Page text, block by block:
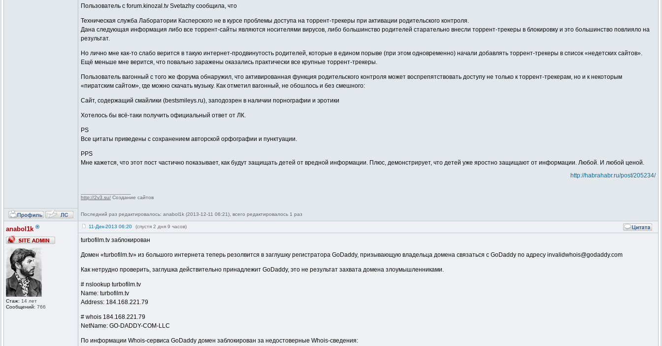
Пользователь с forum.kinozal.tv Svetazhy сообщила, что
Техническая служба Лаборатории Касперского не в курсе проблемы доступа на торрент-трекеры при активации родительского контроля.
Дана следующая информация либо все торрент-сайты являются носителями вирусов, либо большинство родителей старательно внесли торрент-трекеры в блокировку и это большинство повлияло на
результат.
Но лично мне как-то слабо верится в такую интернет-продвинутость родителей, которые в едином порыве (при этом одновременно) начали добавлять торрент-трекеры в список «недетских сайтов».
Ещё меньше мне верится, что повально заражены оказались практически все крупные торрент-трекеры.
Пользователь вагонный с того же форума обнаружил, что активированная функция родительского контроля может воспрепятствовать доступу не только к торрент-трекерам, но и к некоторым
«пиратским сайтом», где можно скачать музыку. Как отметил вагонный, не обошлось и без смешного:
Сайт, содержащий смайлики (bestsmileys.ru), заподозрен в наличии порнографии и эротики
Хотелось бы всё-таки получить официальный ответ от ЛК.
PS
Все цитаты приведены с сохранением авторской орфографии и пунктуации.
PPS
Мне кажется, что этот пост частично показывает, как будут защищать детей от вредной информации. Плюс, демонстрирует, что детей уже яростно защищают от информации. Любой. И любой ценой.
http://habrahabr.ru/post/205234/
http://2v3.su/ Создание сайтов
Последний раз редактировалось: anabol1k (2013-12-11 06:21), всего редактировалось 1 раз
anabol1k ®
Стаж: 14 лет
Сообщений: 766
11-Дек-2013 06:20 (спустя 2 дня 9 часов)
turbofilm.tv заблокирован
Домен «turbofilm.tv» из большого интернета теперь резолвится в заглушку регистратора GoDaddy, призывающую владельца домена связаться с GoDaddy по адресу invalidwhois@godaddy.com
Как нетрудно проверить, заглушка действительно принадлежит GoDaddy, это не результат захвата домена злоумышленниками.
# nslookup turbofilm.tv
Name: turbofilm.tv
Address: 184.168.221.79
# whois 184.168.221.79
NetName: GO-DADDY-COM-LLC
По информации Whois-сервиса GoDaddy домен заблокирован за недостоверные Whois-сведения: